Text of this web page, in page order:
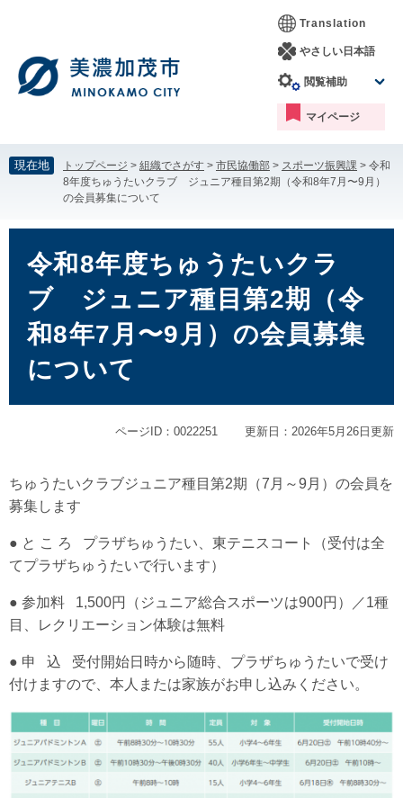
す。
し
て
本
Translation
やさしい日本語
閲覧補助
マイページ
現在地 トップページ > 組織でさがす > 市民協働部 > スポーツ振興課 > 令和
8年度ちゅうたいクラブ ジュニア種目第2期（令和8年7月〜9月）
の会員募集について
令和8年度ちゅうたいクラ
ブ ジュニア種目第2期（令
和8年7月〜9月）の会員募集
について
ページID：0022251 更新日：2026年5月26日更新
ちゅうたいクラブジュニア種目第2期（7月～9月）の会員を
募集します
● と こ ろ プラザちゅうたい、東テニスコート（受付は全
てプラザちゅうたいで行います）
● 参加料 1,500円（ジュニア総合スポーツは900円）／1種
目、レクリエーション体験は無料
● 申 込 受付開始日時から随時、プラザちゅうたいで受け
付けますので、本人または家族がお申し込みください。